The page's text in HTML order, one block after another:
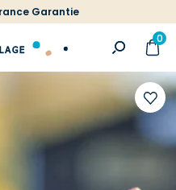
Garantie
0